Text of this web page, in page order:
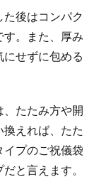
た後はコンパク
す。また、厚み
せずに包める
たたみ方や開
換えれば、たた
イプのご祝儀袋
と言えます。